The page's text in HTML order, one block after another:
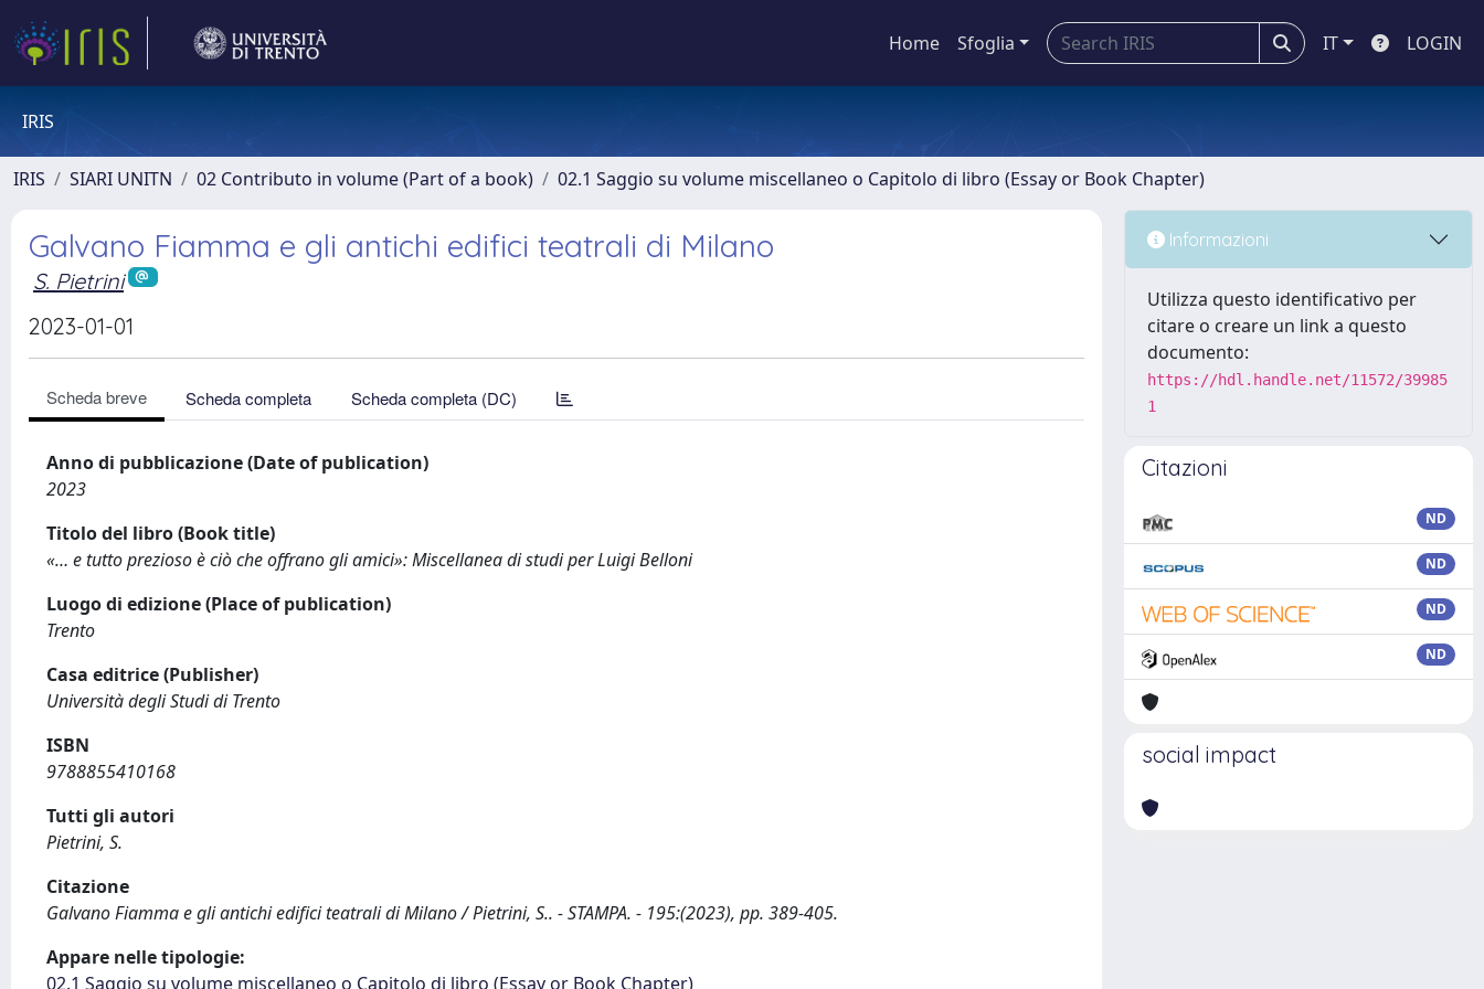
Home Sfoglia IT LOGIN
IRIS
IRIS SIARI UNITN 02 Contributo in volume (Part of a book) 02.1 Saggio su volume miscellaneo o Capitolo di libro (Essay or Book Chapter)
Galvano Fiamma e gli antichi edifici teatrali di Milano
S. Pietrini
2023-01-01
Scheda breve Scheda completa Scheda completa (DC)
Anno di pubblicazione (Date of publication)
2023
Titolo del libro (Book title)
«… e tutto prezioso è ciò che offrano gli amici»: Miscellanea di studi per Luigi Belloni
Luogo di edizione (Place of publication)
Trento
Casa editrice (Publisher)
Università degli Studi di Trento
ISBN
9788855410168
Tutti gli autori
Pietrini, S.
Citazione
Galvano Fiamma e gli antichi edifici teatrali di Milano / Pietrini, S.. - STAMPA. - 195:(2023), pp. 389-405.
Appare nelle tipologie:
02.1 Saggio su volume miscellaneo o Capitolo di libro (Essay or Book Chapter)
Informazioni
Utilizza questo identificativo per
citare o creare un link a questo
documento:
https://hdl.handle.net/11572/39985
1
Citazioni
ND
ND
ND
ND
social impact